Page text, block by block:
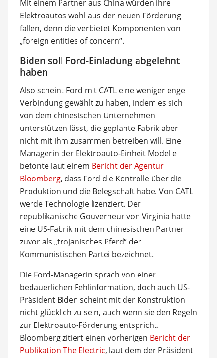
Mit einem Partner aus China würden ihre
Elektroautos wohl aus der neuen Förderung
fallen, denn die verbietet Komponenten von
„foreign entities of concern“.
Biden soll Ford-Einladung abgelehnt
haben
Also scheint Ford mit CATL eine weniger enge
Verbindung gewählt zu haben, indem es sich
von dem chinesischen Unternehmen
unterstützen lässt, die geplante Fabrik aber
nicht mit ihm zusammen betreiben will. Eine
Managerin der Elektroauto-Einheit Model e
betonte laut einem Bericht der Agentur
Bloomberg, dass Ford die Kontrolle über die
Produktion und die Belegschaft habe. Von CATL
werde Technologie lizenziert. Der
republikanische Gouverneur von Virginia hatte
eine US-Fabrik mit dem chinesischen Partner
zuvor als „trojanisches Pferd“ der
Kommunistischen Partei bezeichnet.
Die Ford-Managerin sprach von einer
bedauerlichen Fehlinformation, doch auch US-
Präsident Biden scheint mit der Konstruktion
nicht glücklich zu sein, auch wenn sie den Regeln
zur Elektroauto-Förderung entspricht.
Bloomberg zitiert einen vorherigen Bericht der
Publikation The Electric, laut dem der Präsident